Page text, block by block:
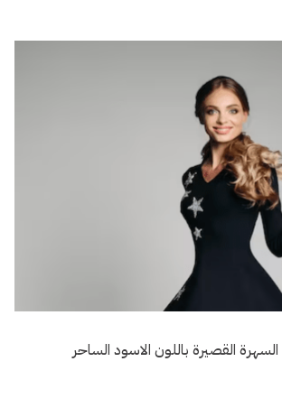
القصيرة باللون الاسود الساحر